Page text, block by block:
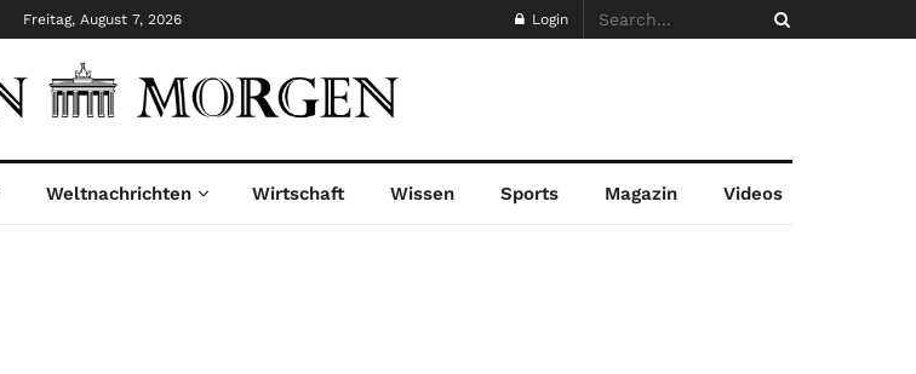
Freitag, August 7, 2026 Login
Weltnachrichten Wirtschaft Wissen Sports Magazin Videos